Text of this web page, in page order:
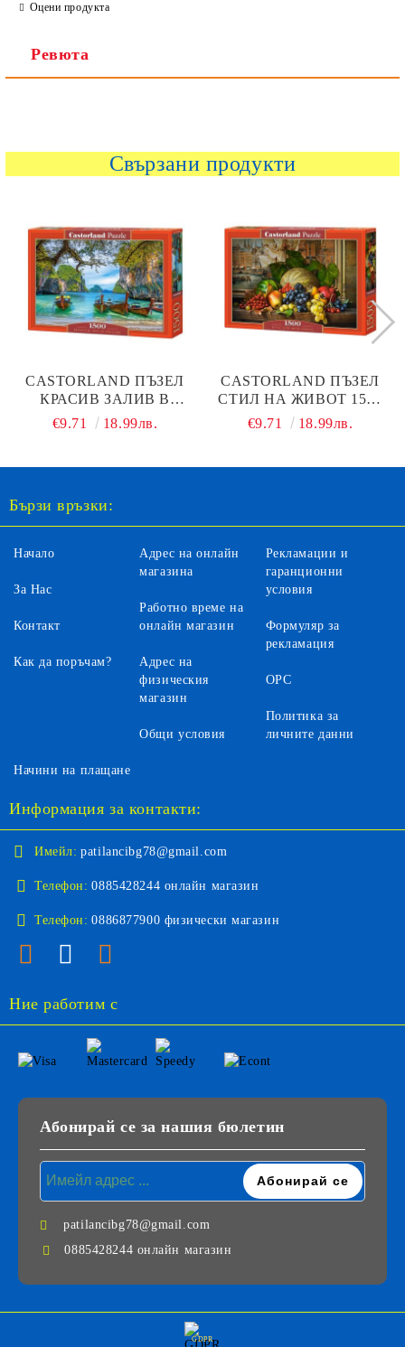
Ние ще се свържем с вас в рамките на работния ден.
Оцени продукта
Ревюта
Свързани продукти
CASTORLAND ПЪЗЕЛ
КРАСИВ ЗАЛИВ В
ТАЙЛАНД 1500 ЧАСТИ -
€9.71 18.99лв.
CASTORLAND ПЪЗЕЛ
СТИЛ НА ЖИВОТ 1500
ЧАСТИ - 151868
€9.71 18.99лв.
Бързи връзки:
Начало
За Нас
Контакт
Как да поръчам?
Адрес на онлайн
магазина
Работно време на
онлайн магазин
Адрес на
физическия
магазин
Общи условия
Рекламации и
гаранционни
условия
Формуляр за
рекламация
ОРС
Политика за
личните данни
Начини на плащане
Информация за контакти:
Имейл: patilancibg78@gmail.com
Телефон: 0885428244 онлайн магазин
Телефон: 0886877900 физически магазин
Ние работим с
Абонирай се за нашия бюлетин
patilancibg78@gmail.com
0885428244 онлайн магазин
GDPR